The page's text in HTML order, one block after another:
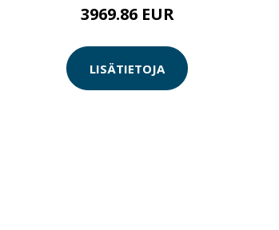
3969.86 EUR
LISÄTIETOJA